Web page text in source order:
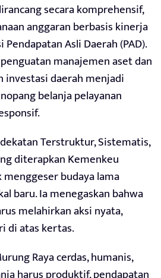
secara komprehensif,
anggaran berbasis kinerja
Asli Daerah (PAD).
manajemen aset dan
investasi daerah menjadi
belanja pelayanan
Terstruktur, Sistematis,
diterapkan Kemenkeu
budaya lama
baru. Ia menegaskan bahwa
melahirkan aksi nyata,
di atas kertas.
Raya cerdas, humanis,